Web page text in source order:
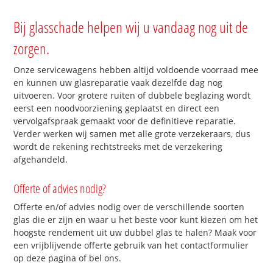
Bij glasschade helpen wij u vandaag nog uit de
zorgen.
Onze servicewagens hebben altijd voldoende voorraad mee
en kunnen uw glasreparatie vaak dezelfde dag nog
uitvoeren. Voor grotere ruiten of dubbele beglazing wordt
eerst een noodvoorziening geplaatst en direct een
vervolgafspraak gemaakt voor de definitieve reparatie.
Verder werken wij samen met alle grote verzekeraars, dus
wordt de rekening rechtstreeks met de verzekering
afgehandeld.
Offerte of advies nodig?
Offerte en/of advies nodig over de verschillende soorten
glas die er zijn en waar u het beste voor kunt kiezen om het
hoogste rendement uit uw dubbel glas te halen? Maak voor
een vrijblijvende offerte gebruik van het contactformulier
op deze pagina of bel ons.